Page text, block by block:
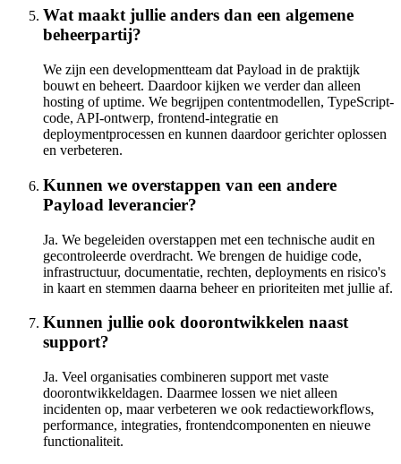
Wat maakt jullie anders dan een algemene
beheerpartij?
We zijn een developmentteam dat Payload in de praktijk
bouwt en beheert. Daardoor kijken we verder dan alleen
hosting of uptime. We begrijpen contentmodellen, TypeScript-
code, API-ontwerp, frontend-integratie en
deploymentprocessen en kunnen daardoor gerichter oplossen
en verbeteren.
Kunnen we overstappen van een andere
Payload leverancier?
Ja. We begeleiden overstappen met een technische audit en
gecontroleerde overdracht. We brengen de huidige code,
infrastructuur, documentatie, rechten, deployments en risico's
in kaart en stemmen daarna beheer en prioriteiten met jullie af.
Kunnen jullie ook doorontwikkelen naast
support?
Ja. Veel organisaties combineren support met vaste
doorontwikkeldagen. Daarmee lossen we niet alleen
incidenten op, maar verbeteren we ook redactieworkflows,
performance, integraties, frontendcomponenten en nieuwe
functionaliteit.